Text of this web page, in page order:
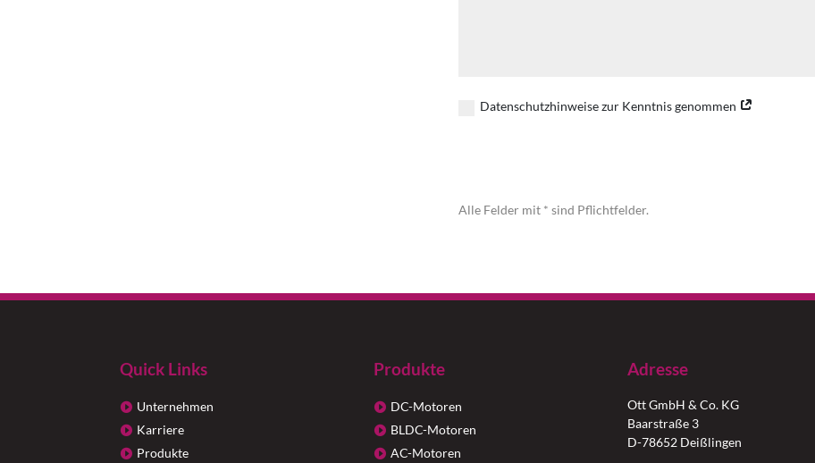
Datenschutzhinweise zur Kenntnis genommen
Alle Felder mit * sind Pflichtfelder.
Quick Links
Unternehmen
Karriere
Produkte
Produkte
DC-Motoren
BLDC-Motoren
AC-Motoren
Adresse
Ott GmbH & Co. KG
Baarstraße 3
D-78652 Deißlingen